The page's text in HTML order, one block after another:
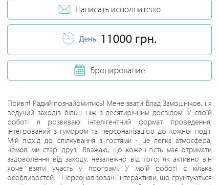
Написать исполнителю
День 11000 грн.
Бронирование
Привіт! Радий познайомитись! Мене звати Влад Замошніков, і я
ведучий заходів більш ніж з десятирічним досвідом. У своїй
роботі я розвиваю інтелігентний формат проведення,
інтегрований з гумором та персоналізацією до кожної події.
Мій підхід до спілкування з гостями - це легка атмосфера,
немов ми старі друзі. Вважаю, що кожен гість має отримати
задоволення від заходу, незалежно від того, як активно він
хоче взяти участь у програмі. У моїй роботі є кілька
особливостей: - Персоналізовані інтерактиви, що ґрунтуються